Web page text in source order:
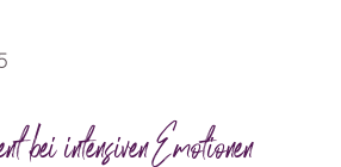
bei intensiven Emotionen